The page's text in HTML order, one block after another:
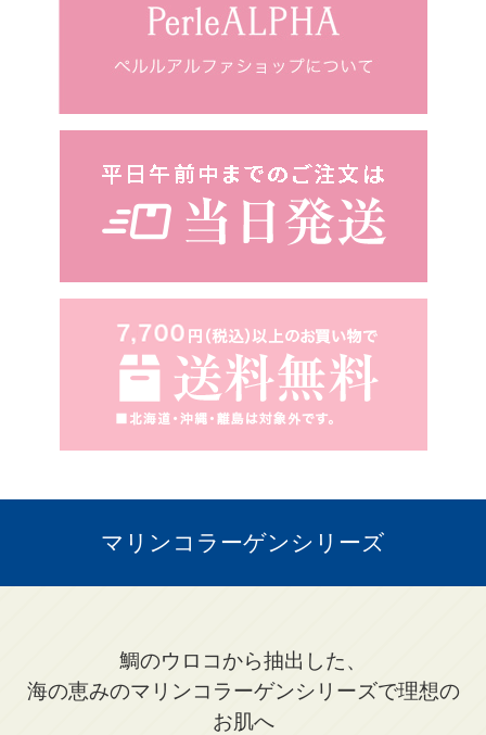
マリンコラーゲンシリーズ
鯛のウロコから抽出した、
海の恵みのマリンコラーゲンシリーズで理想の
お肌へ